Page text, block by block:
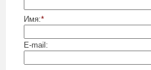
Имя:*
E-mail: